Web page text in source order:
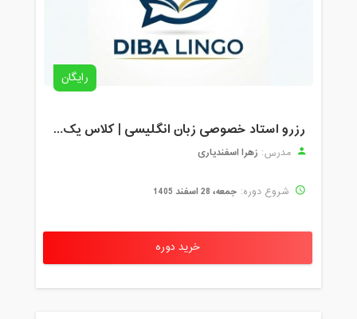
رایگان
رزرو استاد خصوصی زبان انگلیسی | کلاس یک‌نفره با زهرا اسفندیاری + مشاوره رایگان
مدرس: زهرا اسفندیاری
شروع دوره: جمعه، 28 اسفند 1405
خرید دوره